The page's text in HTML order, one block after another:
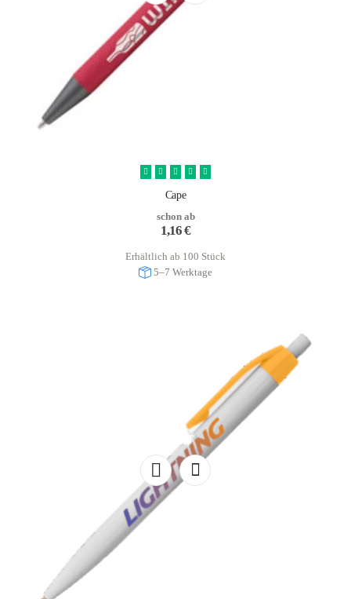
Cape
schon ab
1,16€
Erhältlich ab 100 Stück
5–7 Werktage